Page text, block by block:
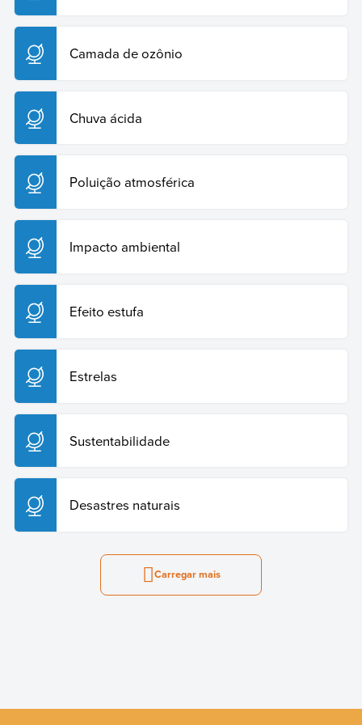
Camada de ozônio
Chuva ácida
Poluição atmosférica
Impacto ambiental
Efeito estufa
Estrelas
Sustentabilidade
Desastres naturais
Carregar mais